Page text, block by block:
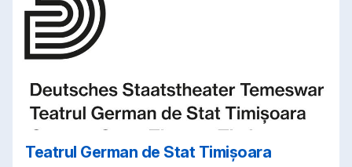
Teatrul German de Stat Timișoara